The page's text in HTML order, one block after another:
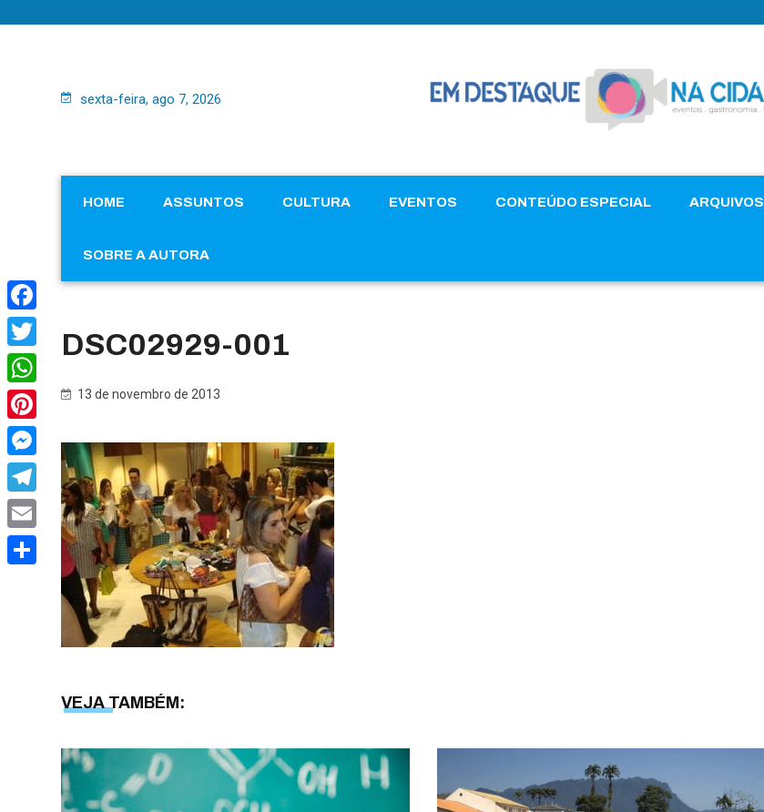
sexta-feira, ago 7, 2026
HOME ASSUNTOS CULTURA EVENTOS CONTEÚDO ESPECIAL ARQUIVOS
SOBRE A AUTORA
DSC02929-001
13 de novembro de 2013
VEJA TAMBÉM:
Facebook
Twitter
WhatsApp
Pinterest
Messenger
Telegram
Email